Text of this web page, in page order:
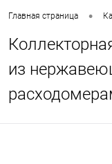
Главная страница •
из